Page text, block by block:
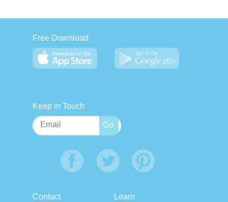
Free Download
Keep in Touch
Contact Learn